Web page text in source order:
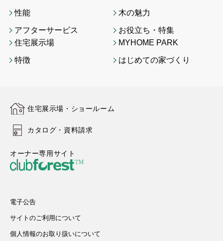
性能
アフターサービス
木の魅力
お役立ち・特集
住宅展示場
特徴
MYHOME PARK
はじめての家づくり
住宅展示場・ショールーム
カタログ・資料請求
オーナー専用サイト
電子公告
サイトのご利用について
個人情報のお取り扱いについて